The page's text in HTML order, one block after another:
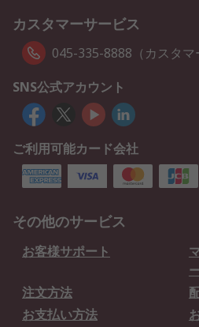
カスタマーサービス
045-335-8888（カスタマ
SNS公式アカウント
ご利用可能カード会社
その他のサービス
お客様サポート
注文方法
お支払い方法